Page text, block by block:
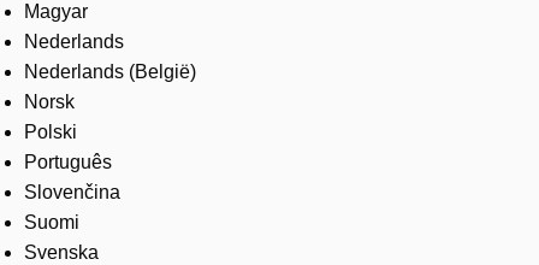
Magyar
Nederlands
Nederlands (België)
Norsk
Polski
Português
Slovenčina
Suomi
Svenska